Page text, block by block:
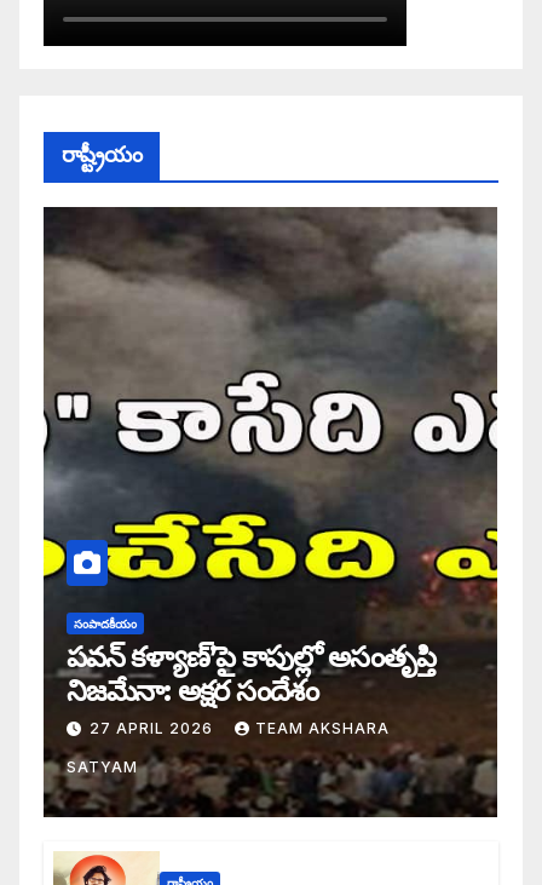
రాష్ట్రీయం
సంపాదకీయం
పవన్ కళ్యాణ్’పై కాపుల్లో అసంతృప్తి
నిజమేనా: అక్షర సందేశం
27 APRIL 2026 TEAM AKSHARA
SATYAM